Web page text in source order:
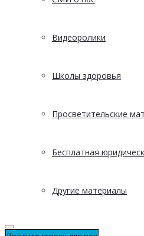
Видеоролики
Школы здоровья
Просветительские
Бесплатная
Другие материалы